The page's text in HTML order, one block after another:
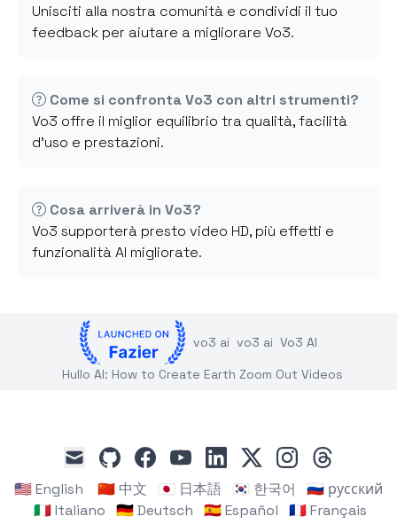
Unisciti alla nostra comunità e condividi il tuo
feedback per aiutare a migliorare Vo3.
Come si confronta Vo3 con altri strumenti?
Vo3 offre il miglior equilibrio tra qualità, facilità
d'uso e prestazioni.
Cosa arriverà in Vo3?
Vo3 supporterà presto video HD, più effetti e
funzionalità AI migliorate.
vo3 ai vo3 ai Vo3 AI
Hullo AI: How to Create Earth Zoom Out Videos
mail
githubfacebookyoutubelinkedin
x instagramthreads
🇺🇸 English 🇨🇳 中文 🇯🇵 日本語 🇰🇷 한국어
🇷🇺 русский
🇮🇹 Italiano
🇩🇪 Deutsch 🇪🇸 Español
🇫🇷 Français